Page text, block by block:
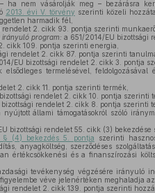
ha nem vásárolják meg – bezárásra
2013. évi V. törvény szerinti közeli
harmadik fél,
rendelet 2. cikk 93. pontja szerinti
program: a 651/2014/EU bizottsági
cikk 109. pontja szerinti energia,
rendelet 2. cikk 87. pontja szerinti
EU bizottsági rendelet 2. cikk 3. pontja
elsődleges termelésével, feldolgozásával
2. cikk 11. pontja szerinti termék,
rendelet 2. cikk 10. pontja szerinti
rendelet 2. cikk 8. pontja szerinti
állami támogatásokról szóló
bizottsági rendelet 55. cikk (3) bekezdése
§ (4) bekezdés 5. pontja szerinti
anyagköltség, szerződéses
értékcsökkenési és a finanszírozási
tevékenység végzésére irányuló
véve jelenértéken meghaladja
rendelet 2. cikk 139. pontja szerinti